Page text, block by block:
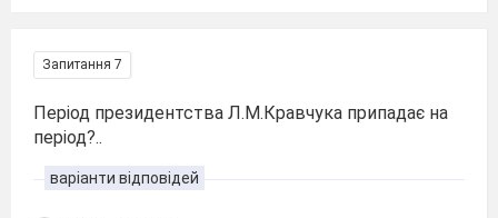
Запитання 7
Період президентства Л.М.Кравчука припадає на
період?..
варіанти відповідей